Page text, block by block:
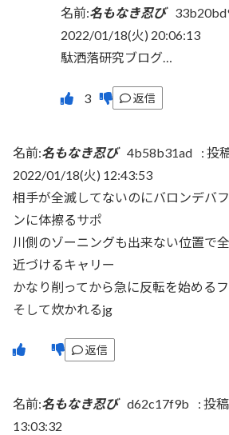
名前:名もなき忍び
2022/01/18(火) 20:06:13
駄洒落研究ブログ…
返信
名前:名もなき忍び 4b58b31ad : 投
2022/01/18(火) 12:43:53
相手が全滅してないのにバロンデバ
ンに体擦るサポ
川側のゾーニングも出来ない位置で
近づけるキャリー
かなり削ってから急に反転を始める
そして炊かれるjg
返信
名前:名もなき忍び d62c17f9b : 投
13:03:32